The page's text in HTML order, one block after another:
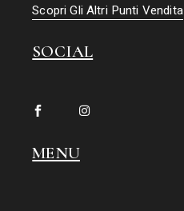
Scopri Gli Altri Punti Vendita
SOCIAL
MENU